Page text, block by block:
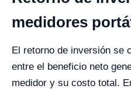
medidores
El retorno de inversión se
entre el beneficio neto
medidor y su costo total.